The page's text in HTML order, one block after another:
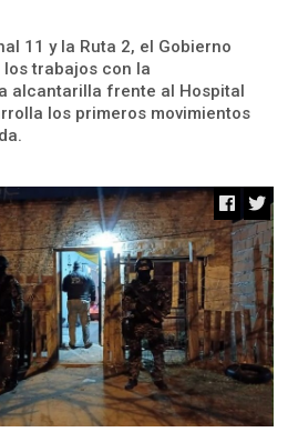
11 y la Ruta 2, el Gobierno
trabajos con la
alcantarilla frente al Hospital
los primeros movimientos